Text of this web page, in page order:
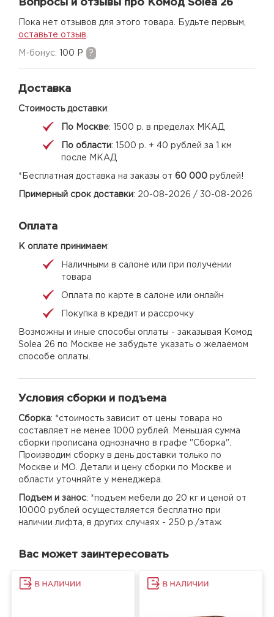
Вопросы и отзывы про Комод Solea 26
Пока нет отзывов для этого товара. Будьте первым,
оставьте отзыв
M-бонус: 100 Р ?
Доставка
Стоимость доставки:
По Москве: 1500 р. в пределах МКАД
По области: 1500 р. + 40 рублей за 1 км
после МКАД
*Бесплатная доставка на заказы от 60 000 рублей!
Примерный срок доставки: 20-08-2026 / 30-08-2026
Оплата
К оплате принимаем:
Наличными в салоне или при получении
товара
Оплата по карте в салоне или онлайн
Покупка в кредит и рассрочку
Возможны и иные способы оплаты - заказывая Комод
Solea 26 по Москве не забудьте указать о желаемом
способе оплаты.
Условия сборки и подъема
Сборка: *стоимость зависит от цены товара но
составляет не менее 1000 рублей. Меньшая сумма
сборки прописана однозначно в графе "Сборка".
Производим сборку в день доставки только по
Москве и МО. Детали и цену сборки по Москве и
области уточняйте у менеджера.
Подъем и занос: *подъем мебели до 20 кг и ценой от
10000 рублей осуществляется бесплатно при
наличии лифта, в других случаях - 250 р./этаж
Вас может заинтересовать